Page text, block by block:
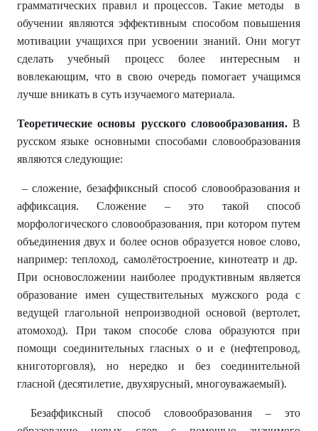
грамматических правил и процессов. Такие методы в
обучении являются эффективным способом повышения
мотивации учащихся при усвоении знаний. Они могут
сделать учебный процесс более интересным и
вовлекающим, что в свою очередь помогает учащимся
лучше вникать в суть изучаемого материала.
Теоретические основы русского словообразования.В
русском языке основными способами словообразования
являются следующие:
– сложение, безаффиксный способ словообразования и
аффиксация. Сложение – это такой способ
морфологического словообразования, при котором путем
объединения двух и более основ образуется новое слово,
например: теплоход, самолётостроение, кинотеатр и др.
При основосложении наиболее продуктивным является
образование имен существительных мужского рода с
ведущей глагольной непроизводной основой (вертолет,
атомоход). При таком способе слова образуются при
помощи соединительных гласных о и e (нефтепровод,
книготорговля), но нередко и без соединительной
гласной (десятилетие, двухярусный, многоуважаемый).
Безаффиксный способ словообразования – это